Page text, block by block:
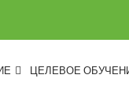
ЦЕЛЕВОЕ